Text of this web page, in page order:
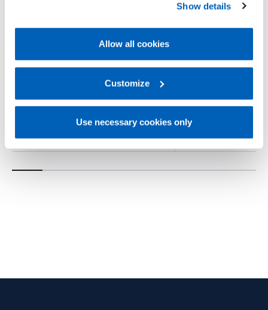
Gefran - Cookie
policy.
regarding processing of personal data, at the following
Gefran - Privacy Policy.
Show details
Allow all cookies
Customize
Use necessary cookies only
导热油填充 - FDA认证 - 压力控制套件
导热油 - FDA认证 - 压